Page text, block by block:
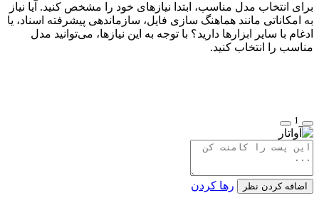
برای انتخاب مدل مناسب، ابتدا نیازهای خود را مشخص کنید. آیا نیاز
به امکاناتی مانند هماهنگ سازی فایل، سازماندهی پیشرفته اسناد، یا
ادغام با سایر ابزارها دارید؟ با توجه به این نیازها، می‌توانید مدل
مناسب را انتخاب کنید.
1
اضافه کردن نظر رها کردن